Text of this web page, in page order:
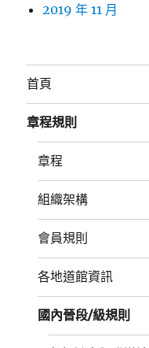
2019 年 11 月
首頁
章程規則
章程
組織架構
會員規則
各地道館資訊
國內晉段/級規則